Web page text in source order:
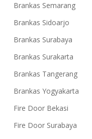
Brankas Semarang
Brankas Sidoarjo
Brankas Surabaya
Brankas Surakarta
Brankas Tangerang
Brankas Yogyakarta
Fire Door Bekasi
Fire Door Surabaya